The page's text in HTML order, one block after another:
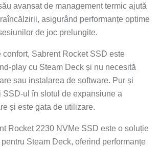
avansat de management termic ajută
asigurând performanțe optime
de joc prelungite.
confort, Sabrent Rocket SSD este
play cu Steam Deck și nu necesită
sau instalarea de software. Pur și
SSD-ul în slotul de expansiune a
și este gata de utilizare.
Rocket 2230 NVMe SSD este o soluție
Steam Deck, oferind performanțe